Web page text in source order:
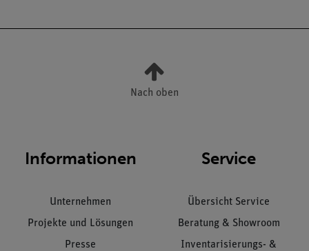
Nach oben
Informationen
Unternehmen
Projekte und Lösungen
Presse
Service
Übersicht Service
Beratung & Showroom
Inventarisierungs- &